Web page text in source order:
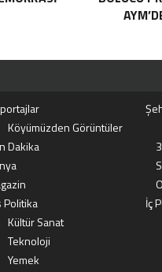
Köyümüzden Görüntüler
Dakika
Politika
İç
Kültür Sanat
Teknoloji
Yemek